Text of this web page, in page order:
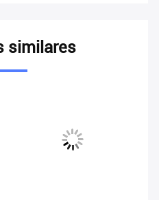
similares